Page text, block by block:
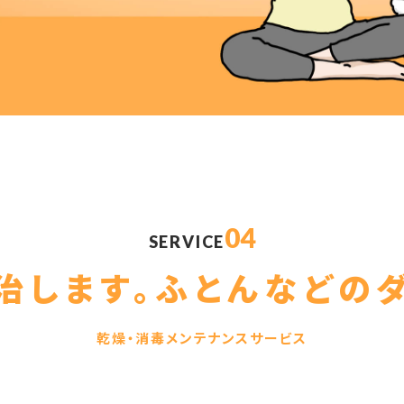
SERVICE04
します。 ふとんなどの
乾燥・消毒メンテナンスサービス